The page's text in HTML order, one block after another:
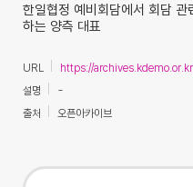
한일협정 예비회담에서 회담 관
하는 양측 대표
URL
https://
설명
-
출처
오픈아카이브